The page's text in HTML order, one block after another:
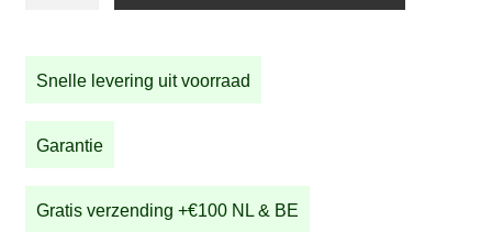
STRIDA
zilver
velgen
met
en
Snelle levering uit voorraad
Garantie
Gratis verzending +€100 NL & BE